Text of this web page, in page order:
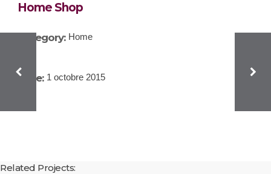
Home Shop
Category: Home
Date: 1 octobre 2015
Related Projects: